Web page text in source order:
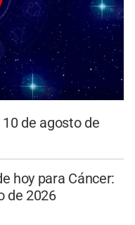
de agosto de
hoy para Cáncer:
de 2026